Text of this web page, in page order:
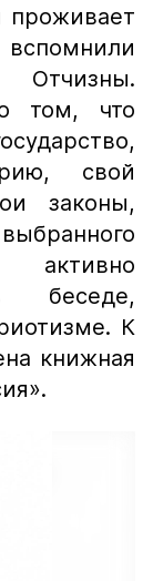
проживает
Отчизны.
о том, что
свой
законы,
активно
беседе,
К
книжная